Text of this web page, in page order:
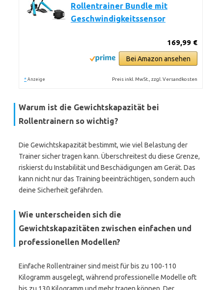
Rollentrainer Bundle mit
Geschwindigkeitssensor
169,99 €
Bei Amazon ansehen
* Anzeige Preis inkl. MwSt., zzgl. Versandkosten
Warum ist die Gewichtskapazität bei
Rollentrainern so wichtig?
Die Gewichtskapazität bestimmt, wie viel Belastung der
Trainer sicher tragen kann. Überschreitest du diese Grenze,
riskierst du Instabilität und Beschädigungen am Gerät. Das
kann nicht nur das Training beeinträchtigen, sondern auch
deine Sicherheit gefährden.
Wie unterscheiden sich die
Gewichtskapazitäten zwischen einfachen und
professionellen Modellen?
Einfache Rollentrainer sind meist für bis zu 100-110
Kilogramm ausgelegt, während professionelle Modelle oft